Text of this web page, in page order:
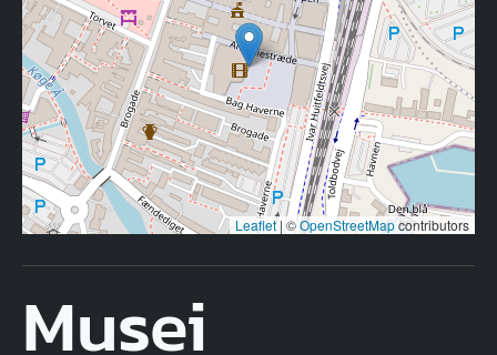
Leaflet | ©OpenStreetMapcontributors
Musei